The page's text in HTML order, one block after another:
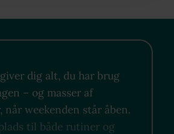
giver dig alt, du har brug
– og masser af
når weekenden står åben.
til både rutiner og